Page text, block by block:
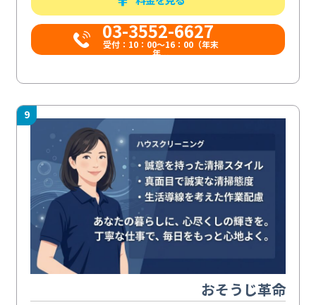
03-3552-6627
受付：10：00～16：00（年末
年...
9
おそうじ革命